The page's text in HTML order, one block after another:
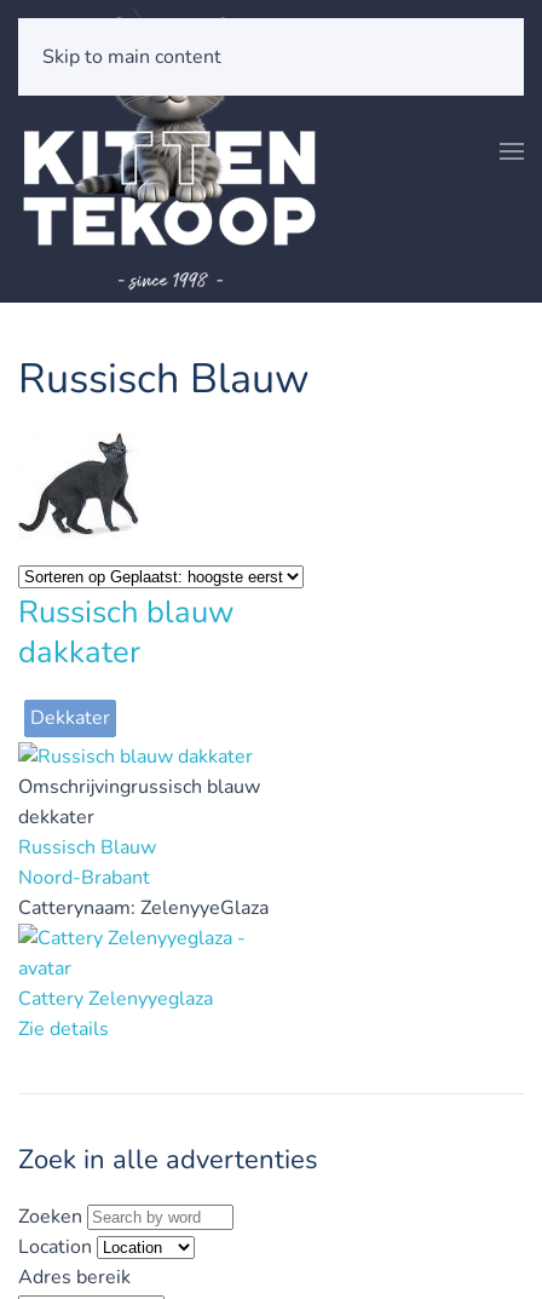
Skip to main content
Russisch Blauw
Russisch blauw
dakkater
Dekkater
Omschrijvingrussisch blauw
dekkater
Russisch Blauw
Noord-Brabant
Catterynaam: ZelenyyeGlaza
Cattery Zelenyyeglaza
Zie details
Zoek in alle advertenties
Zoeken
Location
Adres bereik